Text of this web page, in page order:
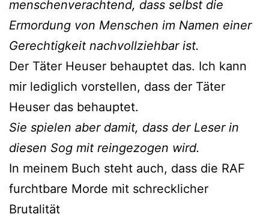
menschenverachtend, dass selbst die
Ermordung von Menschen im Namen einer
Gerechtigkeit nachvollziehbar ist.
Der Täter Heuser behauptet das. Ich kann
mir lediglich vorstellen, dass der Täter
Heuser das behauptet.
Sie spielen aber damit, dass der Leser in
diesen Sog mit reingezogen wird.
In meinem Buch steht auch, dass die RAF
furchtbare Morde mit schrecklicher
Brutalität